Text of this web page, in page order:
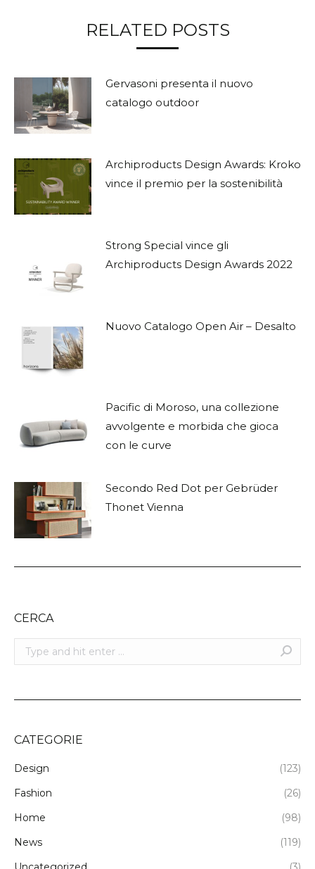
RELATED POSTS
Gervasoni presenta il nuovo
catalogo outdoor
Archiproducts Design Awards: Kroko
vince il premio per la sostenibilità
Strong Special vince gli
Archiproducts Design Awards 2022
Nuovo Catalogo Open Air – Desalto
Pacific di Moroso, una collezione
avvolgente e morbida che gioca
con le curve
Secondo Red Dot per Gebrüder
Thonet Vienna
CERCA
Search:
CATEGORIE
Design
(123)
Fashion
(26)
Home
(98)
News
(119)